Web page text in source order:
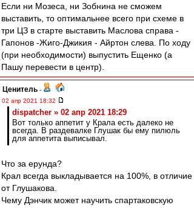
Если ни Мозеса, ни Зобнина не сможем
выставить, то оптимальнее всего при схеме в
три ЦЗ в старте выставить Маслова справа -
Гапонов -Жиго-Джикия - Айртон слева. По ходу
(при необходимости) выпустить Ещенко (а
Пашу перевести в центр).
Ценитель -
02 апр 2021 18:32
dispatcher » 02 апр 2021 18:29
Вот только аппетит у Крала есть далеко не
всегда. В раздевалке Глушак бы ему пилюль
для аппетита выписывал.
Что за ерунда?
Крал всегда выкладывается на 100%, в отличие
от Глушакова.
Чему Дэнчик может научить спартаковскую